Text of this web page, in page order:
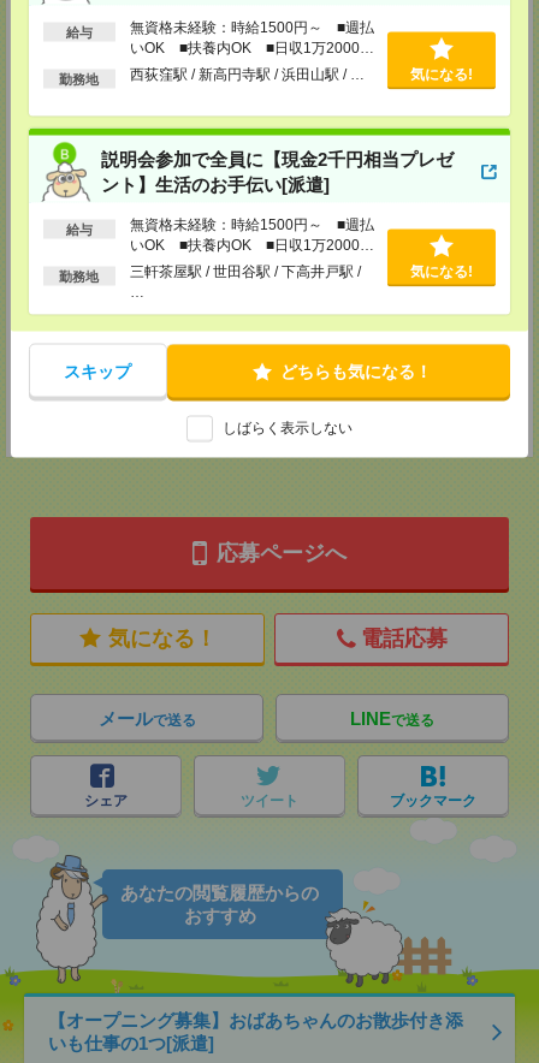
給与
無資格未経験：時給1500円～ ■週払
いOK ■扶養内OK ■日収1万2000円
以上
勤務地 西荻窪駅 / 新高円寺駅 / 浜田山駅 / … 気になる!
説明会参加で全員に【現金2千円相当プレゼ
ント】生活のお手伝い[派遣]
給与
無資格未経験：時給1500円～ ■週払
いOK ■扶養内OK ■日収1万2000円
以上
勤務地
三軒茶屋駅 / 世田谷駅 / 下高井戸駅 /
気になる!
スキップ どちらも気になる！
しばらく表示しない
メディカルケア事業部 立川事業所
東京都立川市錦町1-12-14
TEL：0120-934-200
MAIL：tenshoku@nikken-ts.jp
メディカルケア事業部 町田オフィス
東京都町田市森野1-7-23 大樹生命町田ビル6F
TEL：0120-453-285
MAIL：tenshoku@nikken-ts.jp
担当：採用担当
メディカルケア事業部 横浜オフィス
神奈川県横浜市保土ケ谷区神戸町134 横浜ビジネスパークサウスタワー
TEL：0120-901-799
MAIL：tenshoku@nikken-ts.jp
担当：採用担当
★今ならご来社登録でQUOカード2000円分をプレゼント中★
応募ページへ
気になる！ 電話応募
メールで送る LINEで送る
シェア ツイート ブックマーク
あなたの閲覧履歴からの
おすすめ
【オープニング募集】おばあちゃんのお散歩付き添
いも仕事の1つ[派遣]